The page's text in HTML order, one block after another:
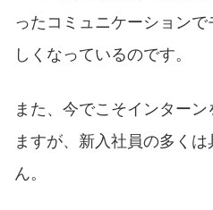
ったコミュニケーション
しくなっているのです。
また、今でこそインター
ますが、新入社員の多く
ん。